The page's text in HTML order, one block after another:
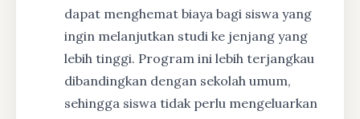
dapat menghemat biaya bagi siswa yang
ingin melanjutkan studi ke jenjang yang
lebih tinggi. Program ini lebih terjangkau
dibandingkan dengan sekolah umum,
sehingga siswa tidak perlu mengeluarkan